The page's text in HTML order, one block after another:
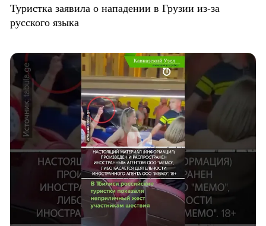
Туристка заявила о нападении в Грузии из-за
русского языка